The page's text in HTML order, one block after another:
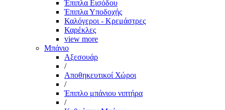
Έπιπλα Εισόδου
Έπιπλα Υποδοχής
Καλόγεροι - Κρεμάστρες
Καρέκλες
view more
Μπάνιο
Αξεσουάρ
/
Αποθηκευτικοί Χώροι
/
Έπιπλο μπάνιου νιπτήρα
/